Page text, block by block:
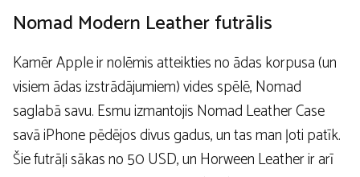
Nomad Modern Leather futrālis
Kamēr Apple ir nolēmis atteikties no ādas korpusa (un
visiem ādas izstrādājumiem) vides spēlē, Nomad
saglabā savu. Esmu izmantojis Nomad Leather Case
savā iPhone pēdējos divus gadus, un tas man ļoti patīk.
Šie futrāļi sākas no 50 USD, un Horween Leather ir arī